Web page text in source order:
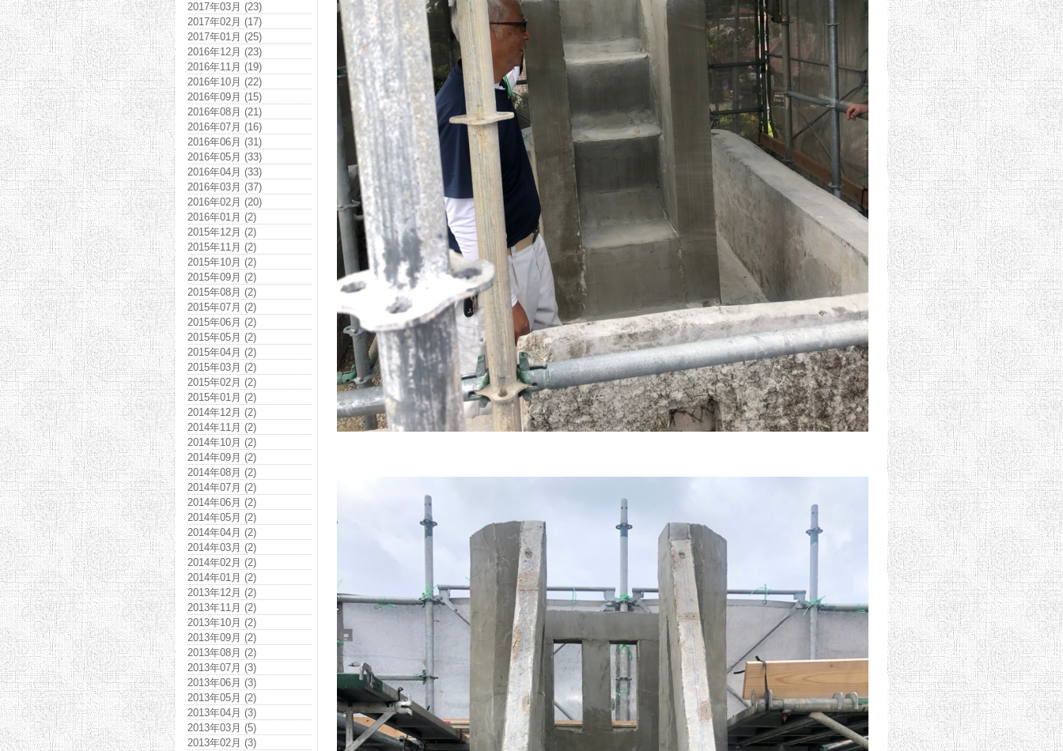
2017年03月 (23)
2017年02月 (17)
2017年01月 (25)
2016年12月 (23)
2016年11月 (19)
2016年10月 (22)
2016年09月 (15)
2016年08月 (21)
2016年07月 (16)
2016年06月 (31)
2016年05月 (33)
2016年04月 (33)
2016年03月 (37)
2016年02月 (20)
2016年01月 (2)
2015年12月 (2)
2015年11月 (2)
2015年10月 (2)
2015年09月 (2)
2015年08月 (2)
2015年07月 (2)
2015年06月 (2)
2015年05月 (2)
2015年04月 (2)
2015年03月 (2)
2015年02月 (2)
2015年01月 (2)
2014年12月 (2)
2014年11月 (2)
2014年10月 (2)
2014年09月 (2)
2014年08月 (2)
2014年07月 (2)
2014年06月 (2)
2014年05月 (2)
2014年04月 (2)
2014年03月 (2)
2014年02月 (2)
2014年01月 (2)
2013年12月 (2)
2013年11月 (2)
2013年10月 (2)
2013年09月 (2)
2013年08月 (2)
2013年07月 (3)
2013年06月 (3)
2013年05月 (2)
2013年04月 (3)
2013年03月 (5)
2013年02月 (3)